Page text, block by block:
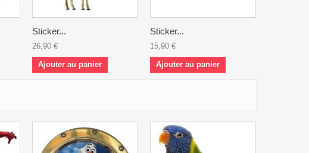
Sticker...
26,90 €
Ajouter au panier
Sticker...
15,90 €
Ajouter au panier